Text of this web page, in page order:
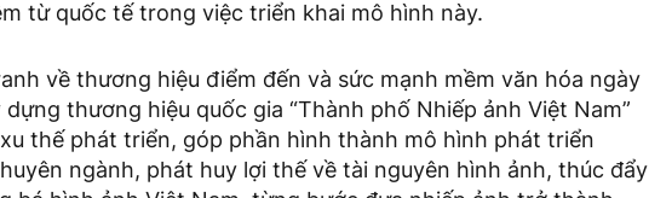
từ quốc tế trong việc triển khai mô hình này.
về thương hiệu điểm đến và sức mạnh mềm văn hóa ngày
thương hiệu quốc gia “Thành phố Nhiếp ảnh Việt Nam”
thế phát triển, góp phần hình thành mô hình phát triển
ngành, phát huy lợi thế về tài nguyên hình ảnh, thúc đẩy